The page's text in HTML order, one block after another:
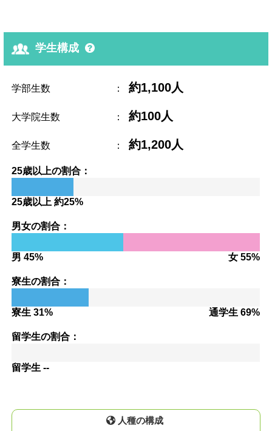
学生構成
学部生数 ： 約1,100人
大学院生数 ： 約100人
全学生数 ： 約1,200人
25歳以上の割合：
25歳以上 約25%
男女の割合：
男 45% 女 55%
寮生の割合：
寮生 31% 通学生 69%
留学生の割合：
留学生 --
人種の構成